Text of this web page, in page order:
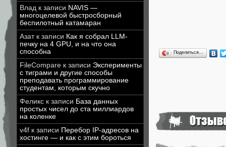
Влад к записи NAVIS —
многоцелевой быстросборный
беспилотный катамаран
Азатк записи Как я собрал LLM-
печку на 4 GPU, и на что она
способна
FileCompare к записи Эксперименты
с тиграми и другие способы
преподавать программирование
студентам, которым скучно
Феликс к записи База данных
простых чисел до ста миллиардов
на коленке
v4f к записи Перебор IP-адресов на
хостинге — и как с этим бороться
Поделиться…